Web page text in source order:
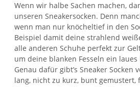
Wenn wir halbe Sachen machen,
unseren Sneakersocken. Denn
wenn man nur knöcheltief in den
Beispiel damit deine strahlend
alle anderen Schuhe perfekt zur
um deine blanken Fesseln ein
Genau dafür gibt’s Sneaker Socken
lang, nicht zu kurz, bunt gemustert,